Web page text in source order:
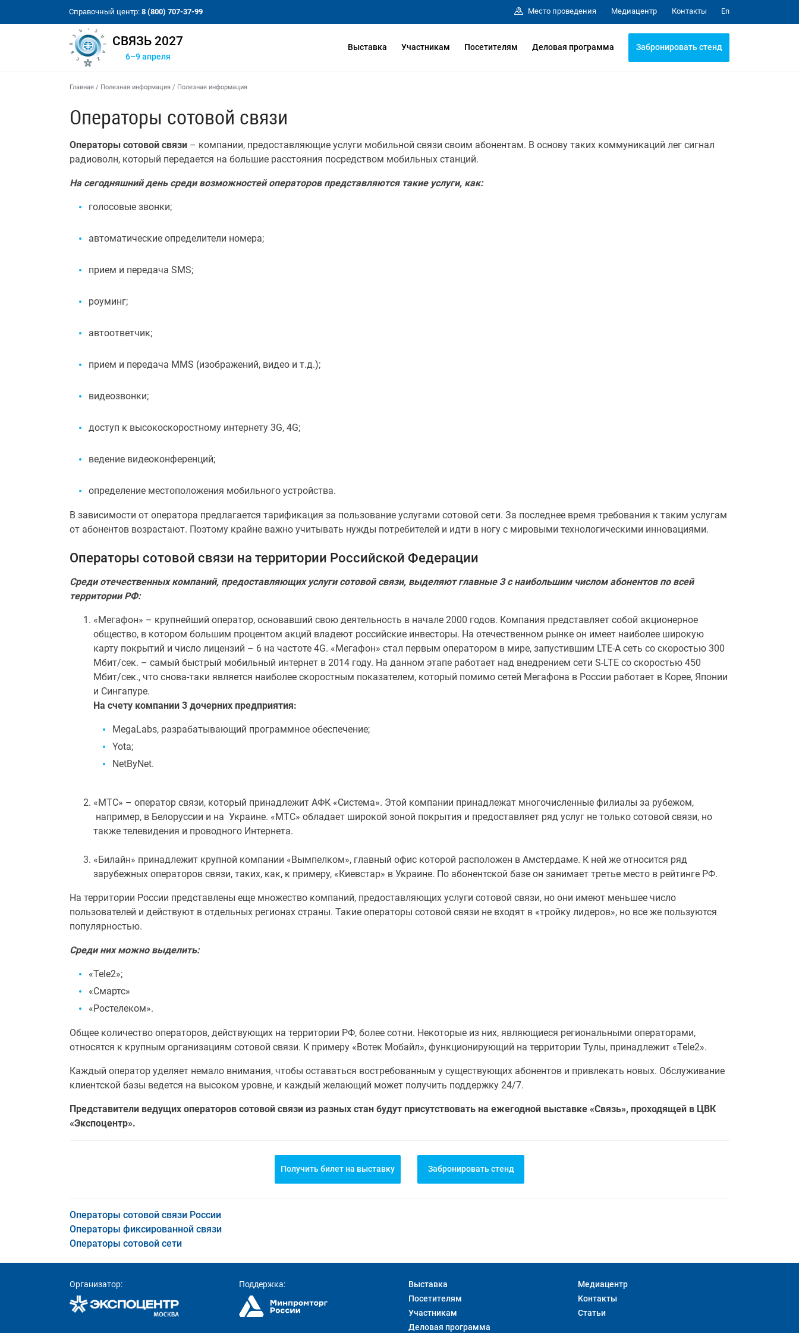
Справочный центр: 8 (800) 707-37-99 Место проведения Медиацентр Контакты En
СВЯЗЬ 2027
6–9 апреля
Выставка Участникам Посетителям Деловая программа Забронировать стенд
Главная / Полезная информация / Полезная информация
Операторы сотовой связи
Операторы сотовой связи – компании, предоставляющие услуги мобильной связи своим абонентам. В основу таких коммуникаций лег сигнал
радиоволн, который передается на большие расстояния посредством мобильных станций.
На сегодняшний день среди возможностей операторов представляются такие услуги, как:
голосовые звонки;
автоматические определители номера;
прием и передача SMS;
роуминг;
автоответчик;
прием и передача MMS (изображений, видео и т.д.);
видеозвонки;
доступ к высокоскоростному интернету 3G, 4G;
ведение видеоконференций;
определение местоположения мобильного устройства.
В зависимости от оператора предлагается тарификация за пользование услугами сотовой сети. За последнее время требования к таким услугам
от абонентов возрастают. Поэтому крайне важно учитывать нужды потребителей и идти в ногу с мировыми технологическими инновациями.
Операторы сотовой связи на территории Российской Федерации
Среди отечественных компаний, предоставляющих услуги сотовой связи, выделяют главные 3 с наибольшим числом абонентов по всей
территории РФ:
«Мегафон» – крупнейший оператор, основавший свою деятельность в начале 2000 годов. Компания представляет собой акционерное
общество, в котором большим процентом акций владеют российские инвесторы. На отечественном рынке он имеет наиболее широкую
карту покрытий и число лицензий – 6 на частоте 4G. «Мегафон» стал первым оператором в мире, запустившим LTE-A сеть со скоростью 300
Мбит/сек. – самый быстрый мобильный интернет в 2014 году. На данном этапе работает над внедрением сети S-LTE со скоростью 450
Мбит/сек., что снова-таки является наиболее скоростным показателем, который помимо сетей Мегафона в России работает в Корее, Японии
и Сингапуре.
На счету компании 3 дочерних предприятия:
MegaLabs, разрабатывающий программное обеспечение;
Yota;
NetByNet.
«МТС» – оператор связи, который принадлежит АФК «Система». Этой компании принадлежат многочисленные филиалы за рубежом,
например, в Белоруссии и на Украине. «МТС» обладает широкой зоной покрытия и предоставляет ряд услуг не только сотовой связи, но
также телевидения и проводного Интернета.
«Билайн» принадлежит крупной компании «Вымпелком», главный офис которой расположен в Амстердаме. К ней же относится ряд
зарубежных операторов связи, таких, как, к примеру, «Киевстар» в Украине. По абонентской базе он занимает третье место в рейтинге РФ.
На территории России представлены еще множество компаний, предоставляющих услуги сотовой связи, но они имеют меньшее число
пользователей и действуют в отдельных регионах страны. Такие операторы сотовой связи не входят в «тройку лидеров», но все же пользуются
популярностью.
Среди них можно выделить:
«Tele2»;
«Смартс»
«Ростелеком».
Общее количество операторов, действующих на территории РФ, более сотни. Некоторые из них, являющиеся региональными операторами,
относятся к крупным организациям сотовой связи. К примеру «Вотек Мобайл», функционирующий на территории Тулы, принадлежит «Tele2».
Каждый оператор уделяет немало внимания, чтобы оставаться востребованным у существующих абонентов и привлекать новых. Обслуживание
клиентской базы ведется на высоком уровне, и каждый желающий может получить поддержку 24/7.
Представители ведущих операторов сотовой связи из разных стан будут присутствовать на ежегодной выставке «Связь», проходящей в ЦВК
«Экспоцентр».
Получить билет на выставку Забронировать стенд
Операторы сотовой связи России
Операторы фиксированной связи
Операторы сотовой сети
Организатор: Поддержка:
Выставка
Посетителям
Участникам
Деловая программа
Медиацентр
Контакты
Статьи